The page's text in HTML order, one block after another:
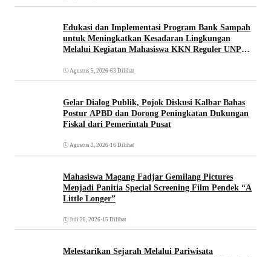
Edukasi dan Implementasi Program Bank Sampah
untuk Meningkatkan Kesadaran Lingkungan
Melalui Kegiatan Mahasiswa KKN Reguler UNP
Agustus 5, 2026•63 Dilihat
Gelar Dialog Publik, Pojok Diskusi Kalbar Bahas
Postur APBD dan Dorong Peningkatan Dukungan
Fiskal dari Pemerintah Pusat
Agustus 2, 2026•16 Dilihat
Mahasiswa Magang Fadjar Gemilang Pictures
Menjadi Panitia Special Screening Film Pendek “A
Little Longer”
Juli 28, 2026•15 Dilihat
Melestarikan Sejarah Melalui Pariwisata